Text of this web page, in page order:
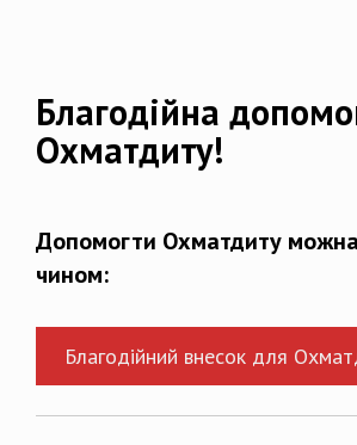
Благодійна
Охматдиту!
Допомогти Охматдиту
чином:
Благодійний внесок для